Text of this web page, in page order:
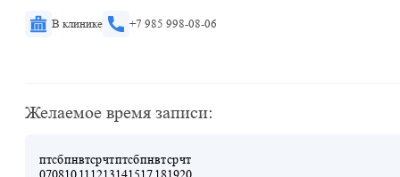
В клинике +7 985 998-08-06
Желаемое время записи:
птсбпнвтсрчтптсбпнвтсрчт